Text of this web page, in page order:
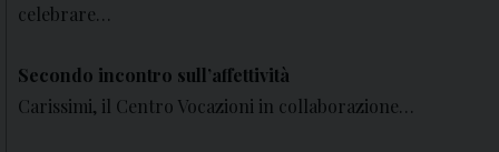
celebrare…
Secondo incontro sull’affettività
Carissimi, il Centro Vocazioni in collaborazione…